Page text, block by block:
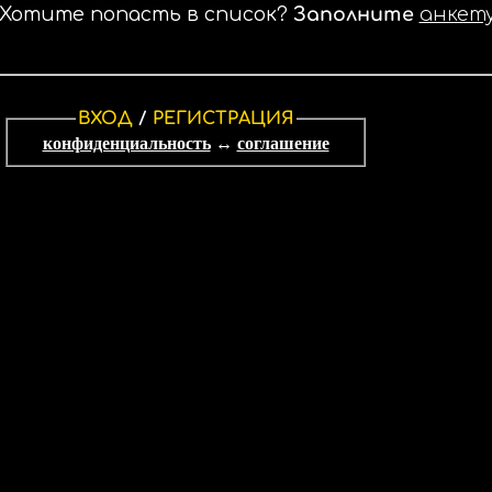
Хотите попасть в список? Заполните
ВХОД / РЕГИСТРАЦИЯ
конфиденциальность↔ соглашение